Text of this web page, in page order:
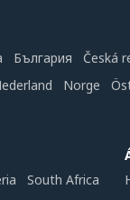
България Česká
Norge
South Africa